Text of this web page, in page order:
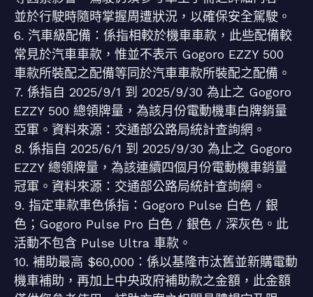
並於行駛時隨時掌握周遭狀況，以確保安全駕駛。
6. 汽車級配備：係指相較於機車車款，此些配備較
常見於汽車車款，惟並不表示 Gogoro EZZY 500
車款所裝配之配備等同於汽車車款所裝配之配備。
7. 係指自 2025/9/1 到 2025/9/30 為止之 Gogoro
EZZY 500 總領牌量，為該月份電動機車白牌銷量
亞軍。資料來源：交通部公路局統計查詢網。
8. 係指自 2025/6/1 到 2025/9/30 為止之 Gogoro
EZZY 總領牌量，為該連續四個月份電動機車銷量
冠軍。資料來源：交通部公路局統計查詢網。
9. 指定車款車色係指：Gogoro Pulse 白色 / 銀
色；Gogoro Pulse Pro 白色 / 銀色 / 深灰色。此
活動不包含 Pulse Ultra 車款。
10. 補助最高 $60,000：係以基隆市汰舊並新購電動
機車補助，再加上中央政府補助款之金額，此金額